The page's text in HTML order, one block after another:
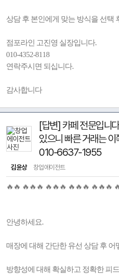
상담 후 본인에게 맞는 방식을 선택
점포라인 고진영 실장입니다.
010-4352-8118
연락주시면 되십니다.
감사합니다
[답변] 카페 전문입니
있으니 빠른 거래는
010-6637-1955
김윤상 창업에이전트
🔥🔥 🔥🔥🔥 🔥🔥🔥 🔥🔥🔥 🔥🔥🔥
안녕하세요.
매장에 대해 간단한 유선 상담 후 어
방향성에 대해 확실하고 정확한 피